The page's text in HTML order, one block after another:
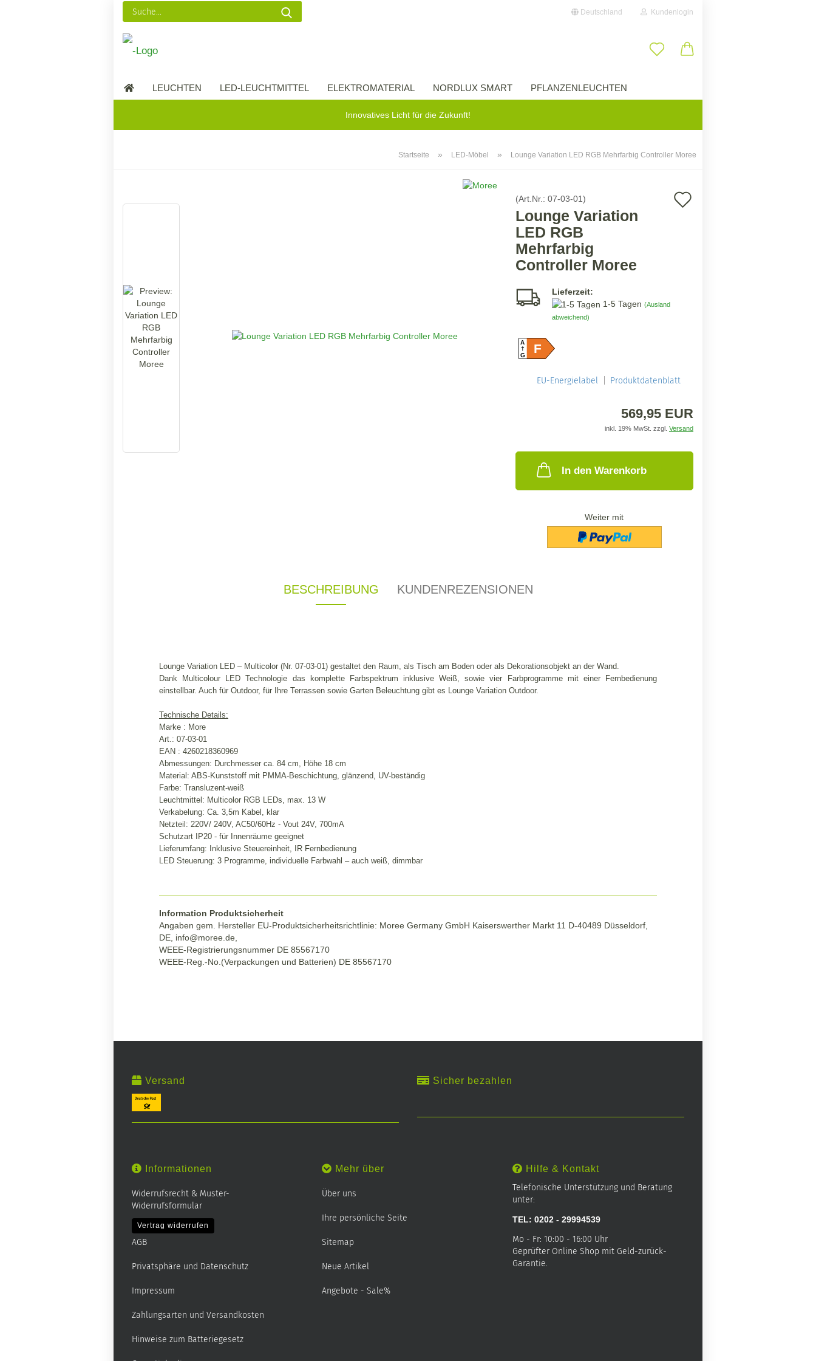
Deutschland Kundenlogin
Passwort vergessen?
Innovatives Licht für die Zukunft!
LEUCHTEN LED-LEUCHTMITTEL ELEKTROMATERIAL NORDLUX SMART PFLANZENLEUCHTEN
Startseite » LED-Möbel » Lounge Variation LED RGB Mehrfarbig Controller Moree
(Art.Nr.: 07-03-01)
Lounge Variation
LED RGB
Mehrfarbig
Controller Moree
Lieferzeit:
1-5 Tagen (Ausland
abweichend)
A
GF
EU-Energielabel Produktdatenblatt
569,95 EUR
inkl. 19% MwSt. zzgl. Versand
In den Warenkorb
Weiter mit
BESCHREIBUNG KUNDENREZENSIONEN
Lounge Variation LED – Multicolor (Nr. 07-03-01) gestaltet den Raum, als Tisch am Boden oder als Dekorationsobjekt an der Wand.
Dank Multicolour LED Technologie das komplette Farbspektrum inklusive Weiß, sowie vier Farbprogramme mit einer Fernbedienung
einstellbar. Auch für Outdoor, für Ihre Terrassen sowie Garten Beleuchtung gibt es Lounge Variation Outdoor.
Technische Details:
Marke : More
Art.: 07-03-01
EAN : 4260218360969
Abmessungen: Durchmesser ca. 84 cm, Höhe 18 cm
Material: ABS-Kunststoff mit PMMA-Beschichtung, glänzend, UV-beständig
Farbe: Transluzent-weiß
Leuchtmittel: Multicolor RGB LEDs, max. 13 W
Verkabelung: Ca. 3,5m Kabel, klar
Netzteil: 220V/ 240V, AC50/60Hz - Vout 24V, 700mA
Schutzart IP20 - für Innenräume geeignet
Lieferumfang: Inklusive Steuereinheit, IR Fernbedienung
LED Steuerung: 3 Programme, individuelle Farbwahl – auch weiß, dimmbar
Information Produktsicherheit
Angaben gem. Hersteller EU-Produktsicherheitsrichtlinie: Moree Germany GmbH Kaiserswerther Markt 11 D-40489 Düsseldorf,
DE, info@moree.de,
WEEE-Registrierungsnummer DE 85567170
WEEE-Reg.-No.(Verpackungen und Batterien) DE 85567170
Versand Sicher bezahlen
Informationen
Widerrufsrecht & Muster-
Widerrufsformular
Vertrag widerrufen
AGB
Privatsphäre und Datenschutz
Impressum
Zahlungsarten und Versandkosten
Hinweise zum Batteriegesetz
Mehr über
Über uns
Ihre persönliche Seite
Sitemap
Neue Artikel
Angebote - Sale%
Hilfe & Kontakt
Telefonische Unterstützung und Beratung
unter:
TEL: 0202 - 29994539
Mo - Fr: 10:00 - 16:00 Uhr
Geprüfter Online Shop mit Geld-zurück-
Garantie.